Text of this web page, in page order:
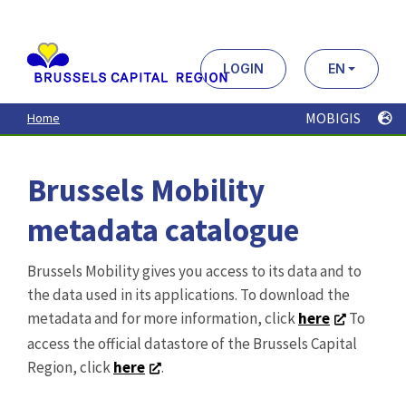
contenu
principal
LOGIN EN
Home MOBIGIS
Brussels Mobility
metadata catalogue
Brussels Mobility gives you access to its data and to
the data used in its applications. To download the
metadata and for more information, clickhere
To
access the official datastore of the Brussels Capital
Region, clickhere .